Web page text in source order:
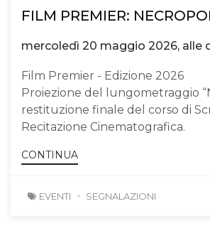
FILM PREMIER:
mercoledì 20 maggio 2026, alle
Film Premier - Edizione 2026
Proiezione del lungometraggio
restituzione finale del corso di
Recitazione Cinematografica.
CONTINUA
EVENTI SEGNALAZIONI